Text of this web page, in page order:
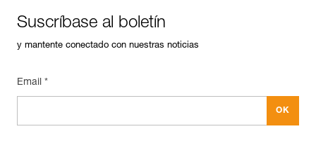
Suscríbase al boletín
y mantente conectado con nuestras noticias
Email *